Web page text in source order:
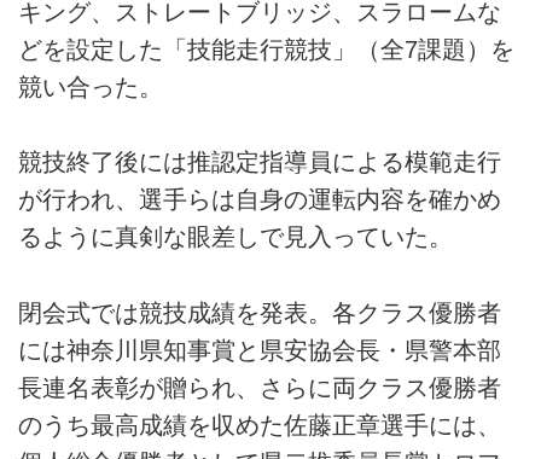
キング、ストレートブリッジ、スラロームな
どを設定した「技能走行競技」（全7課題）を
競い合った。
競技終了後には推認定指導員による模範走行
が行われ、選手らは自身の運転内容を確かめ
るように真剣な眼差しで見入っていた。
閉会式では競技成績を発表。各クラス優勝者
には神奈川県知事賞と県安協会長・県警本部
長連名表彰が贈られ、さらに両クラス優勝者
のうち最高成績を収めた佐藤正章選手には、